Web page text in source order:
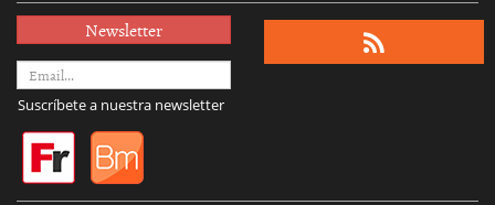
Newsletter
Suscríbete a nuestra newsletter